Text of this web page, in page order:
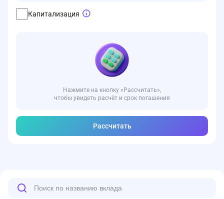
Капитализация
Нажмите на кнопку «Рассчитать»,
чтобы увидеть расчёт и срок погашения
Рассчитать